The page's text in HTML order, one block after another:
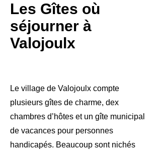
Les Gîtes où
séjourner à
Valojoulx
Le village de Valojoulx compte
plusieurs gîtes de charme, dex
chambres d’hôtes et un gîte municipal
de vacances pour personnes
handicapés. Beaucoup sont nichés